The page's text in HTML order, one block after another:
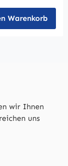
Warenkorb
wir Ihnen
uns